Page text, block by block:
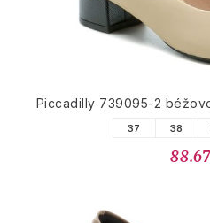
Piccadilly 739095-2
37 38